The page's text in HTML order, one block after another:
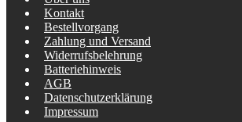
Kontakt
Bestellvorgang
Zahlung und Versand
Widerrufsbelehrung
Batteriehinweis
AGB
Datenschutzerklärung
Impressum